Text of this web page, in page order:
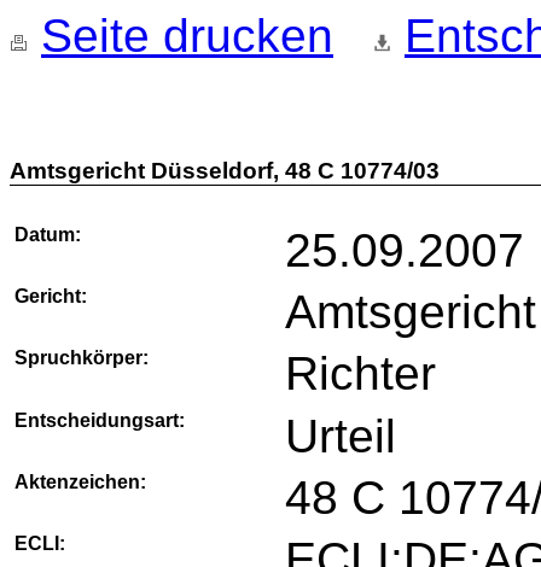
Seite drucken
Amtsgericht Düsseldorf, 48 C 10774/03
Datum: 25.09.2007
Gericht:
Spruchkörper: Richter
Entscheidungsart: Urteil
Aktenzeichen: 48 C
ECLI: